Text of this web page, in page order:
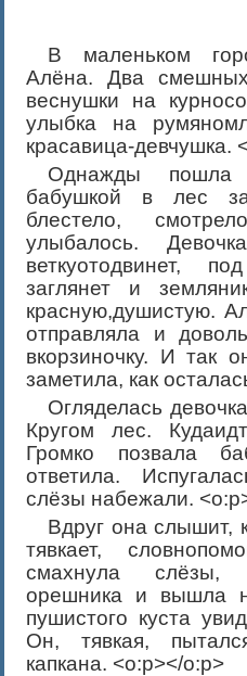
В маленьком
Алёна. Два
веснушки на
улыбка на
красавица-девчушка.
Однажды
бабушкой в лес
блестело,
улыбалось.
веткуотодвинет,
заглянет и
красную,душистую.
отправляла и
вкорзиночку. И так
заметила, как
Огляделась
Кругом лес.
Громко позвала
ответила.
слёзы набежали.
Вдруг она слышит,
тявкает,
смахнула слёзы,
орешника и вышла
пушистого куста
Он, тявкая,
капкана. <o:p></o:p>